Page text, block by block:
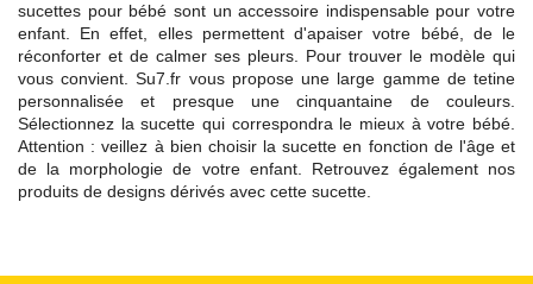
sucettes pour bébé sont un accessoire indispensable pour votre
enfant. En effet, elles permettent d'apaiser votre bébé, de le
réconforter et de calmer ses pleurs. Pour trouver le modèle qui
vous convient. Su7.fr vous propose une large gamme de tetine
personnalisée et presque une cinquantaine de couleurs.
Sélectionnez la sucette qui correspondra le mieux à votre bébé.
Attention : veillez à bien choisir la sucette en fonction de l'âge et
de la morphologie de votre enfant. Retrouvez également nos
produits de designs dérivés avec cette sucette.